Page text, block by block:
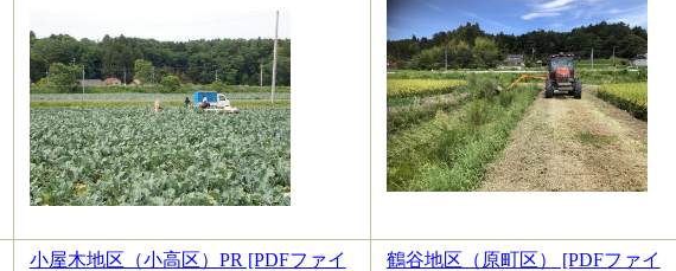
小屋木地区（小高区）PR [PDFファイ
鶴谷地区（原町区） [PDFファイ